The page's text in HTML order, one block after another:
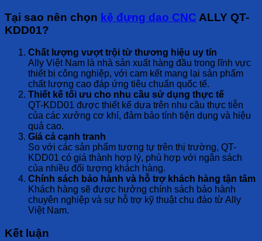
Tại sao nên chọn kệ đựng dao CNC ALLY QT-
KDD01?
Chất lượng vượt trội từ thương hiệu uy tín
Ally Việt Nam là nhà sản xuất hàng đầu trong lĩnh vực
thiết bị công nghiệp, với cam kết mang lại sản phẩm
chất lượng cao đáp ứng tiêu chuẩn quốc tế.
Thiết kế tối ưu cho nhu cầu sử dụng thực tế
QT-KDD01 được thiết kế dựa trên nhu cầu thực tiễn
của các xưởng cơ khí, đảm bảo tính tiện dụng và hiệu
quả cao.
Giá cả cạnh tranh
So với các sản phẩm tương tự trên thị trường, QT-
KDD01 có giá thành hợp lý, phù hợp với ngân sách
của nhiều đối tượng khách hàng.
Chính sách bảo hành và hỗ trợ khách hàng tận tâm
Khách hàng sẽ được hưởng chính sách bảo hành
chuyên nghiệp và sự hỗ trợ kỹ thuật chu đáo từ Ally
Việt Nam.
Kết luận